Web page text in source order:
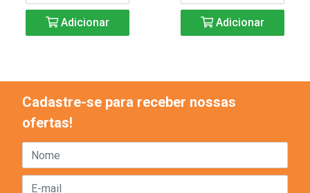
Adicionar Adicionar
Cadastre-se para receber nossas
ofertas!